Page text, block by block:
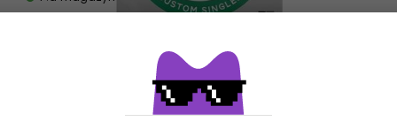
Pojedyncza struna do gitary basowej
z kodemMUZMUZ-15